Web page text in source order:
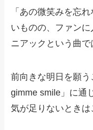
「あの微笑みを忘
いものの、ファン
ニアックという曲で
前向きな明日を願
gimme smile」に通
気が足りないときは